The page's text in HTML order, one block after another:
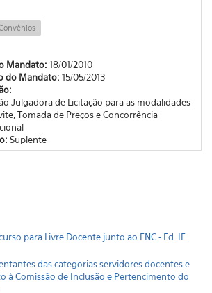
Mandato: 18/01/2010
do Mandato: 15/05/2013
Julgadora de Licitação para as modalidades
Tomada de Preços e Concorrência
Suplente
para Livre Docente junto ao FNC - Ed. IF.
das categorias servidores docentes e
à Comissão de Inclusão e Pertencimento do